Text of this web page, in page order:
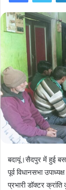
बदायूं।सैदपुर में हुई
पूर्व विधानसभा
प्रभारी डॉक्टर